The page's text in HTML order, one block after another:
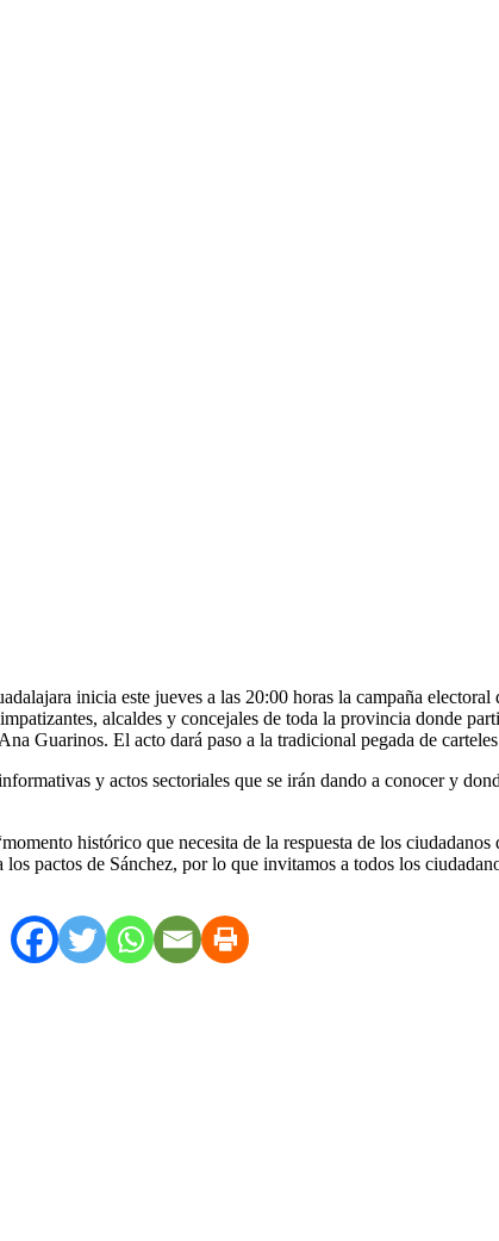
inicia este jueves a las 20:00 horas la campaña electoral
alcaldes y concejales de toda la provincia donde
Guarinos. El acto dará paso a la tradicional pegada de
y actos sectoriales que se irán dando a conocer y
histórico que necesita de la respuesta de los
pactos de Sánchez, por lo que invitamos a todos los